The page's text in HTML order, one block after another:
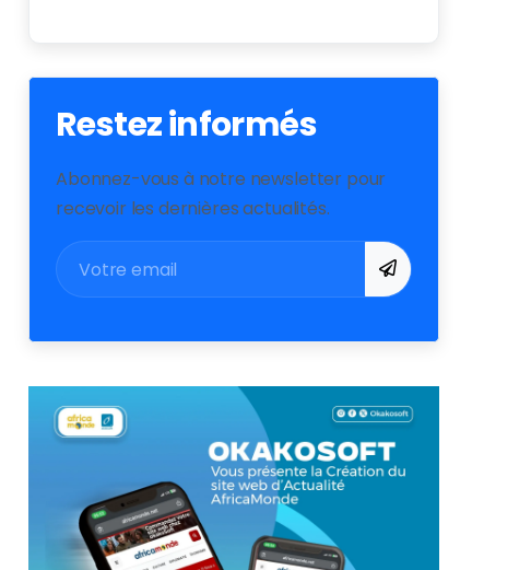
Restez informés
Abonnez-vous à notre newsletter pour
recevoir les dernières actualités.